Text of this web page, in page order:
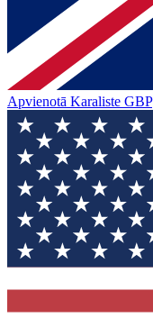
Apvienotā Karaliste GBP